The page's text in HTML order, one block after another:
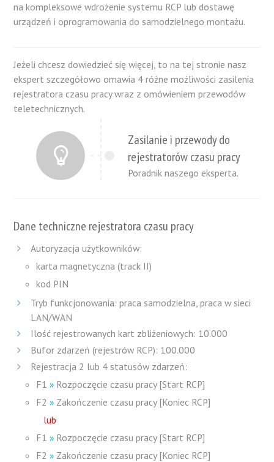
na kompleksowe wdrożenie systemu RCP lub dostawę
urządzeń i oprogramowania do samodzielnego montażu.
Jeżeli chcesz dowiedzieć się więcej, to na tej stronie nasz
ekspert szczegółowo omawia 4 różne możliwości zasilenia
rejestratora czasu pracy wraz z omówieniem przewodów
teletechnicznych.
Zasilanie i przewody do
rejestratorów czasu pracy
Poradnik naszego eksperta.
Dane techniczne rejestratora czasu pracy
Autoryzacja użytkowników:
karta magnetyczna (track II)
kod PIN
Tryb funkcjonowania: praca samodzielna, praca w sieci
LAN/WAN
Ilość rejestrowanych kart zbliżeniowych: 10.000
Bufor zdarzeń (rejestrów RCP): 100.000
Rejestracja 2 lub 4 statusów zdarzeń:
F1» Rozpoczęcie czasu pracy [Start RCP]
F2» Zakończenie czasu pracy [Koniec RCP]
lub
F1» Rozpoczęcie czasu pracy [Start RCP]
F2» Zakończenie czasu pracy [Koniec RCP]